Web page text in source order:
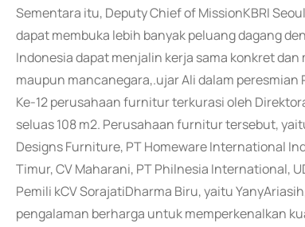
Sementara itu, Deputy Chief of MissionKBRI
dapat membuka lebih banyak peluang dagang
Indonesia dapat menjalin kerja sama konkret
maupun mancanegara,.ujar Ali dalam peresmian
Ke-12 perusahaan furnitur terkurasi oleh
seluas 108 m2. Perusahaan furnitur tersebut,
Designs Furniture, PT Homeware International
Timur, CV Maharani, PT Philnesia International,
Pemili kCV SorajatiDharma Biru, yaitu
pengalaman berharga untuk memperkenalkan